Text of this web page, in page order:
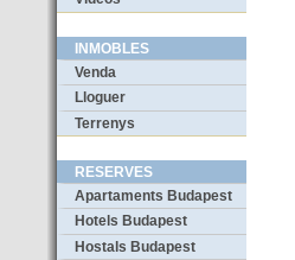
INMOBLES
Venda
Lloguer
Terrenys
RESERVES
Apartaments Budapest
Hotels Budapest
Hostals Budapest